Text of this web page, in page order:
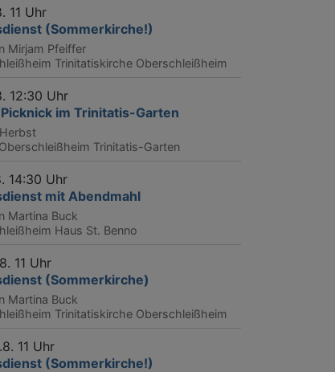
11 Uhr
(Sommerkirche!)
Mirjam Pfeiffer
Trinitatiskirche Oberschleißheim
12:30 Uhr
im Trinitatis-Garten
Trinitatis-Garten
14:30 Uhr
mit Abendmahl
Martina Buck
Haus St. Benno
11 Uhr
(Sommerkirche)
Martina Buck
Trinitatiskirche Oberschleißheim
11 Uhr
(Sommerkirche!)